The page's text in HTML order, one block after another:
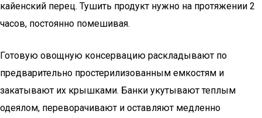
кайенский перец. Тушить продукт нужно на протяжении 2
часов, постоянно помешивая.
Готовую овощную консервацию раскладывают по
предварительно простерилизованным емкостям и
закатывают их крышками. Банки укутывают теплым
одеялом, переворачивают и оставляют медленно